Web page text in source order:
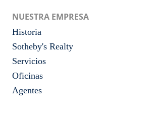
NUESTRA EMPRESA
Historia
Sotheby's Realty
Servicios
Oficinas
Agentes